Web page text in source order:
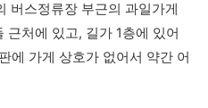
버스정류장 부근의 과일가게
근처에 있고, 길가 1층에 있어
에 가게 상호가 없어서 약간 어